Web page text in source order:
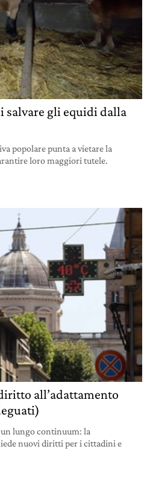
salvare gli equidi dalla
popolare punta a vietare la
loro maggiori tutele.
all’adattamento
lungo continuum: la
nuovi diritti per i cittadini e